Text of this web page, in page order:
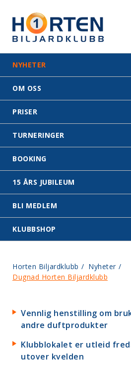
NYHETER
OM OSS
PRISER
TURNERINGER
BOOKING
15 ÅRS JUBILEUM
BLI MEDLEM
KLUBBSHOP
Horten Biljardklubb / Nyheter /
Dugnad Horten Biljardklubb
Vennlig henstilling om
andre duftprodukter
Klubblokalet er utleid
utover kvelden